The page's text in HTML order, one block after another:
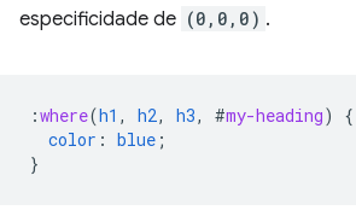
especificidade de (0,0,0) .
:where(h1 , h2, h3, #my-heading)
{
color : blue ;
}